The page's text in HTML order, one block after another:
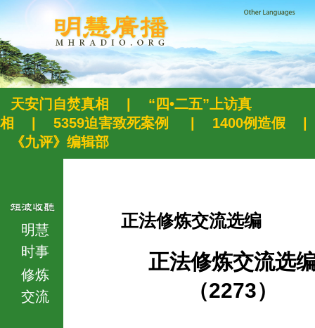
天安门自焚真相
“四•二五”上访真
相
5359迫害致死案例 1400例造假
《九评》编辑部
明慧
时事
修炼
交流
正法修炼交流选编
正法修炼交流选
（2273）